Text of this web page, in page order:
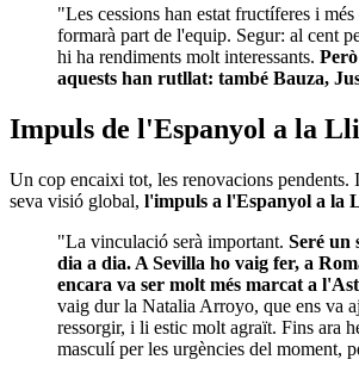
"Les cessions han estat fructíferes i
formarà part de l'equip. Segur: al cent
hi ha rendiments molt interessants.
aquests han rutllat: també Bauza,
Impuls de l'Espanyol a la
Un cop encaixi tot, les renovacions pendents.
seva visió global, l'impuls a l'Espanyol a la
"La vinculació serà important. Seré un
dia a dia. A Sevilla ho vaig fer, a
encara va ser molt més marcat a
vaig dur la Natalia Arroyo, que ens va
ressorgir, i li estic molt agraït. Fins ara
masculí per les urgències del moment,